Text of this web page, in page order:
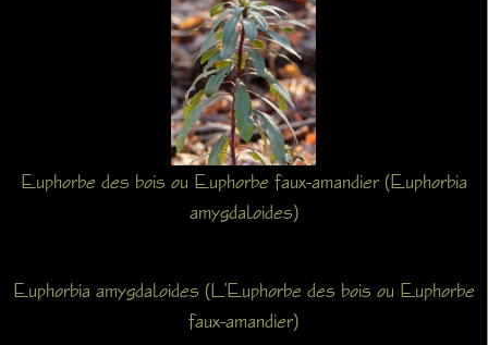
Euphorbe des bois ou Euphorbe faux-amandier (Euphorbia
amygdaloides)
Euphorbia amygdaloides (L’Euphorbe des bois ou Euphorbe
faux-amandier)